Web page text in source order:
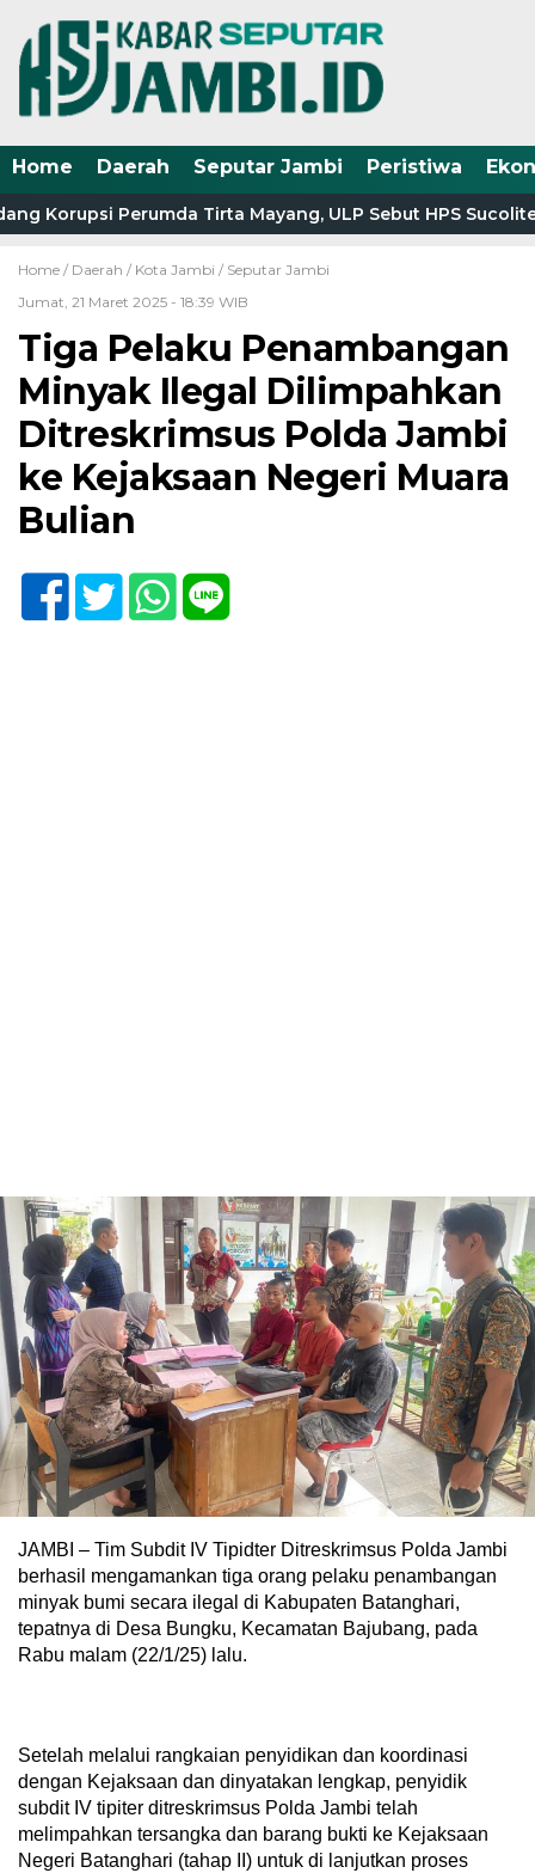
Home Daerah Seputar Jambi Peristiwa
Korupsi Perumda Tirta Mayang, ULP Sebut HPS
Home / Daerah / Kota Jambi / Seputar Jambi
Jumat, 21 Maret 2025 - 18:39 WIB
Tiga Pelaku Penambangan
Minyak Ilegal Dilimpahkan
Ditreskrimsus Polda Jambi
ke Kejaksaan Negeri Muara
Bulian
JAMBI – Tim Subdit IV Tipidter Ditreskrimsus Polda Jambi
berhasil mengamankan tiga orang pelaku penambangan
minyak bumi secara ilegal di Kabupaten Batanghari,
tepatnya di Desa Bungku, Kecamatan Bajubang, pada
Rabu malam (22/1/25) lalu.
Setelah melalui rangkaian penyidikan dan koordinasi
dengan Kejaksaan dan dinyatakan lengkap, penyidik
subdit IV tipiter ditreskrimsus Polda Jambi telah
melimpahkan tersangka dan barang bukti ke Kejaksaan
Negeri Batanghari (tahap II) untuk di lanjutkan proses